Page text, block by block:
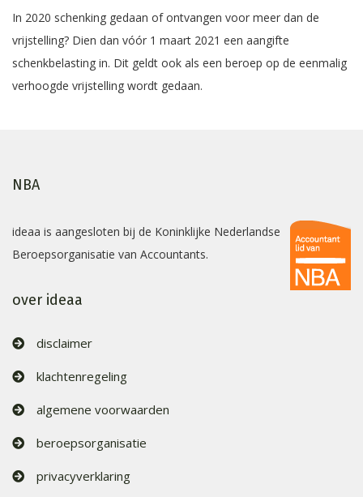
In 2020 schenking gedaan of ontvangen voor meer dan de
vrijstelling? Dien dan vóór 1 maart 2021 een aangifte
schenkbelasting in. Dit geldt ook als een beroep op de eenmalig
verhoogde vrijstelling wordt gedaan.
NBA
ideaa is aangesloten bij de Koninklijke Nederlandse
Beroepsorganisatie van Accountants.
over ideaa
disclaimer
klachtenregeling
algemene voorwaarden
beroepsorganisatie
privacyverklaring